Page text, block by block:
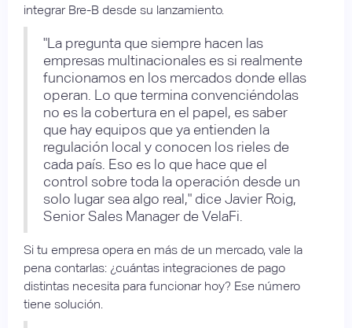
integrar Bre-B desde su lanzamiento.
"La pregunta que siempre hacen las
empresas multinacionales es si realmente
funcionamos en los mercados donde ellas
operan. Lo que termina convenciéndolas
no es la cobertura en el papel, es saber
que hay equipos que ya entienden la
regulación local y conocen los rieles de
cada país. Eso es lo que hace que el
control sobre toda la operación desde un
solo lugar sea algo real," dice Javier Roig,
Senior Sales Manager de VelaFi.
Si tu empresa opera en más de un mercado, vale la
pena contarlas: ¿cuántas integraciones de pago
distintas necesita para funcionar hoy? Ese número
tiene solución.